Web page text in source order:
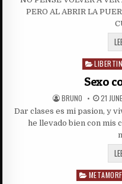
PERO AL ABRIR LA
Posted
in
Sexo
AUTHOR:
BRUNO
DATE:
21
Dar clases es mi pasion, y
he llevado bien con mis
Posted